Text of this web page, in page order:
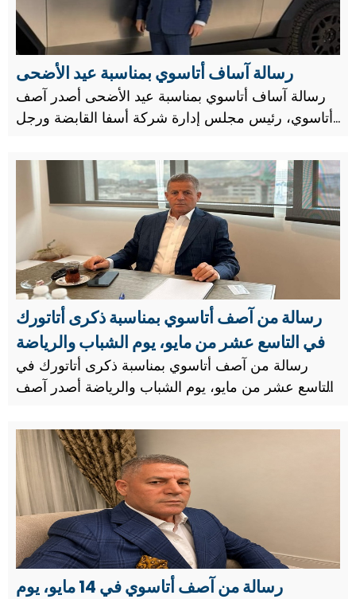
رسالة آساف أتاسوي بمناسبة عيد الأضحى
رسالة آساف أتاسوي بمناسبة عيد الأضحى أصدر آصف
أتاسوي، رئيس مجلس إدارة شركة أسفا القابضة ورجل
رسالة من آصف أتاسوي بمناسبة ذكرى أتاتورك
في التاسع عشر من مايو، يوم الشباب والرياضة
رسالة من آصف أتاسوي بمناسبة ذكرى أتاتورك في
التاسع عشر من مايو، يوم الشباب والرياضة أصدر آصف
الأعمال الخيري، رسالة تهنئة بمناسبة ذكرى أتاتورك في
19 ما...
رسالة من آصف أتاسوي في 14 مايو، يوم